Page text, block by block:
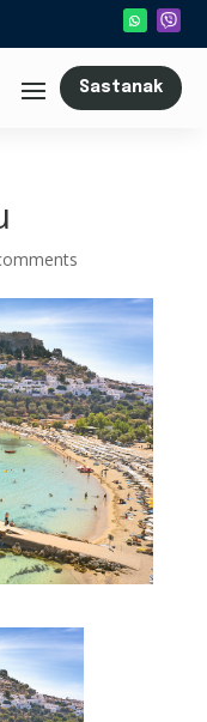
Sastanak